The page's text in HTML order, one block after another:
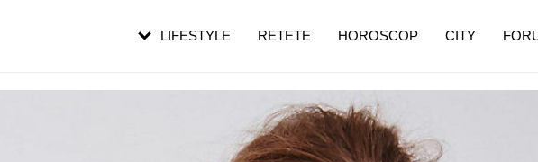
LIFESTYLE RETETE HOROSCOP CITY
pe măsură ce înaintezi în vârstă